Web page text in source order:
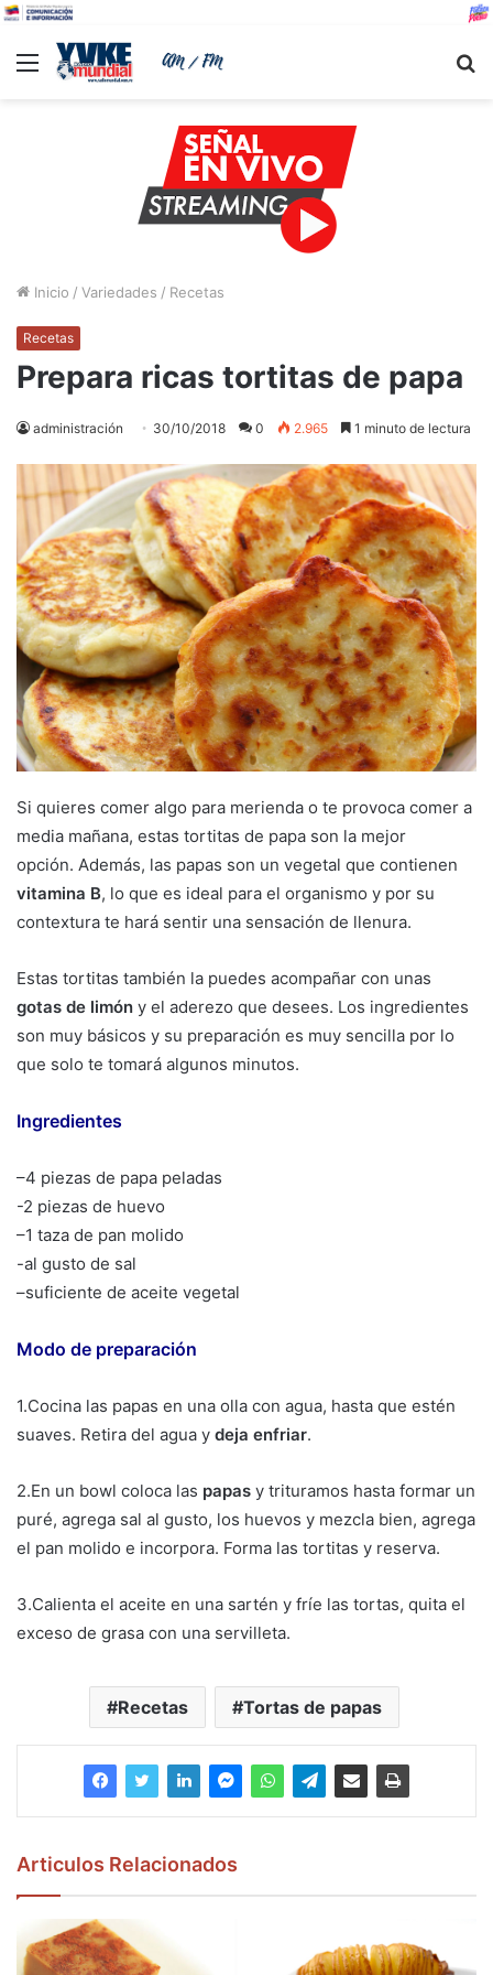
Menu
Inicio / Variedades / Recetas
Recetas
Prepara ricas tortitas de papa
administración 30/10/2018 0 2.965 1 minuto de lectura
Si quieres comer algo para merienda o te provoca comer a
media mañana, estas tortitas de papa son la mejor
opción. Además, las papas son un vegetal que contienen
vitamina B, lo que es ideal para el organismo y por su
contextura te hará sentir una sensación de llenura.
Estas tortitas también la puedes acompañar con unas
gotas de limón y el aderezo que desees. Los ingredientes
son muy básicos y su preparación es muy sencilla por lo
que solo te tomará algunos minutos.
Ingredientes
–4 piezas de papa peladas
-2 piezas de huevo
–1 taza de pan molido
-al gusto de sal
–suficiente de aceite vegetal
Modo de preparación
1.Cocina las papas en una olla con agua, hasta que estén
suaves. Retira del agua y deja enfriar.
2.En un bowl coloca las papas y trituramos hasta formar un
puré, agrega sal al gusto, los huevos y mezcla bien, agrega
el pan molido e incorpora. Forma las tortitas y reserva.
3.Calienta el aceite en una sartén y fríe las tortas, quita el
exceso de grasa con una servilleta.
Recetas Tortas de papas
Articulos Relacionados